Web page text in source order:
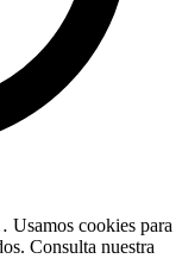
Usamos cookies para
Consulta nuestra